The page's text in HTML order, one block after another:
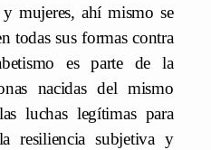
mujeres, ahí mismo se
todas sus formas contra
es parte de la
nacidas del mismo
luchas legítimas para
resiliencia subjetiva y